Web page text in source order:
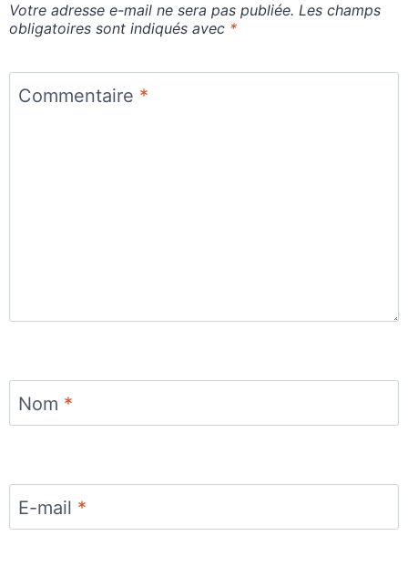
Votre adresse e-mail ne sera pas publiée. Les champs
obligatoires sont indiqués avec *
Commentaire *
Nom *
E-mail *